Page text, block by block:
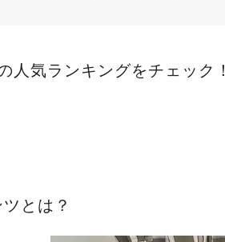
人気ランキングをチェック！
とは？